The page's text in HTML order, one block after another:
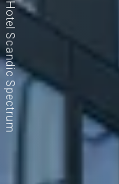
Hotel Scandic Spectrum